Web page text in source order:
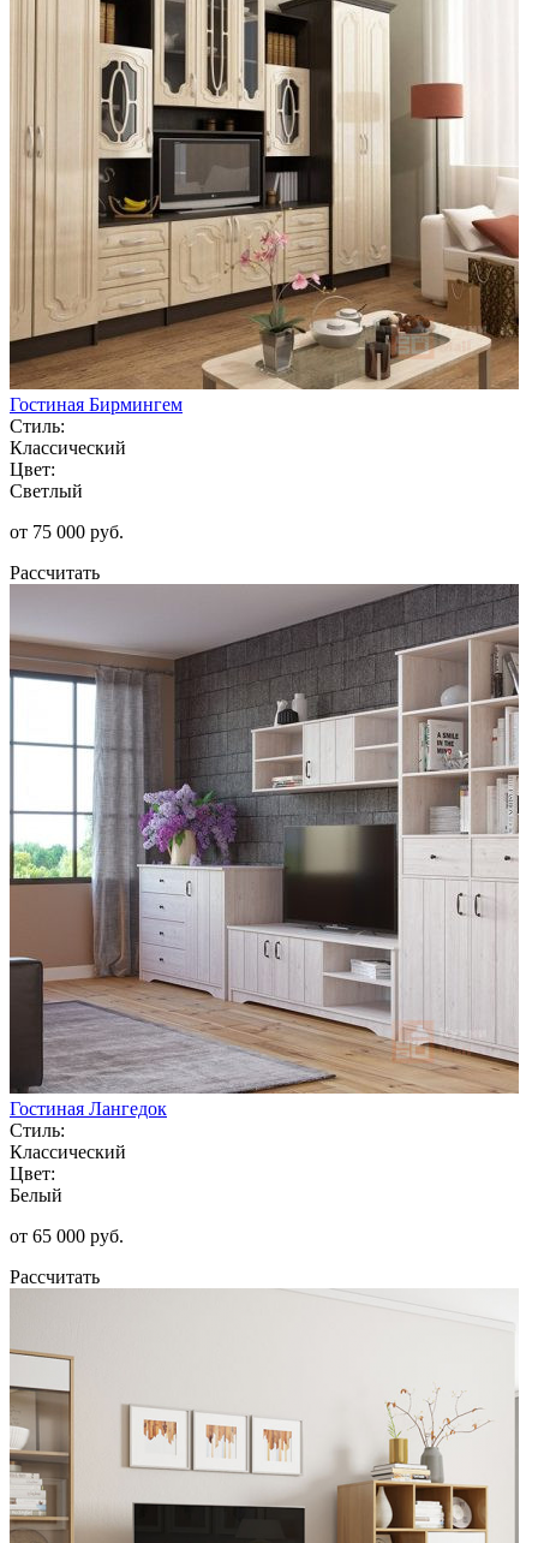
Гостиная Бирмингем
Стиль:
Классический
Цвет:
Светлый
от 75 000 руб.
Рассчитать
Гостиная Лангедок
Стиль:
Классический
Цвет:
Белый
от 65 000 руб.
Рассчитать